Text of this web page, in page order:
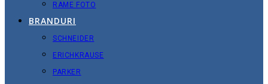
RAME FOTO
BRANDURI
SCHNEIDER
ERICHKRAUSE
PARKER